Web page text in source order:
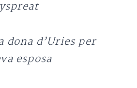
dona d’Uries per
esposa